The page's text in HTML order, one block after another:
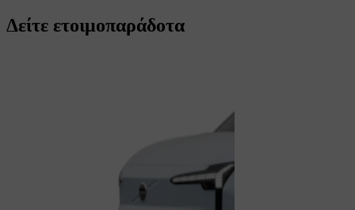
Δείτε ετοιμοπαράδοτα